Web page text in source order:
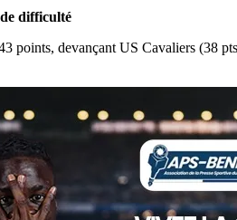
difficulté
points, devançant US Cavaliers (38